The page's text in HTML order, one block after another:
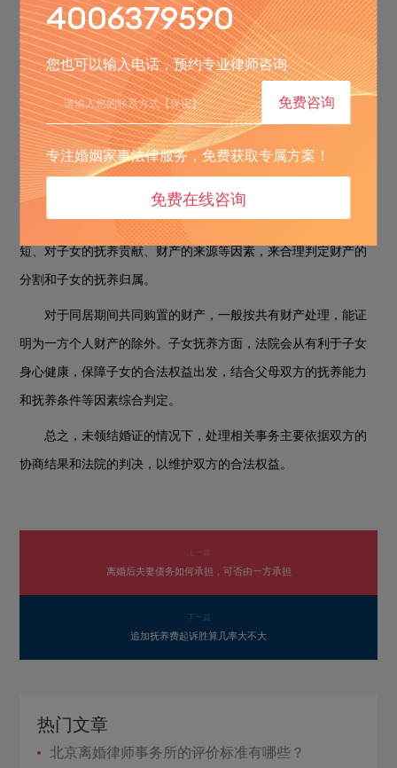
村土地承包法等相关法律法规的规定，可能需要经过农村集体经
济组织等的同意和处理。总之，夫妻离婚后土地的分割较为复
杂，应综合考虑各种因素，依据法律规定进行妥善处理。
三、未领结婚证离婚怎么办理流程
未领结婚证即不存在法律意义上的婚姻关系，无需办理离婚
手续。双方可就同居期间的财产分割、子女抚养等问题进行协商
处理。若协商不成，可向法院提起诉讼。
在诉讼过程中，法院会根据双方的具体情况，如同居时间长
短、对子女的抚养贡献、财产的来源等因素，来合理判定财产的
分割和子女的抚养归属。
对于同居期间共同购置的财产，一般按共有财产处理，能证
明为一方个人财产的除外。子女抚养方面，法院会从有利于子女
身心健康，保障子女的合法权益出发，结合父母双方的抚养能力
和抚养条件等因素综合判定。
总之，未领结婚证的情况下，处理相关事务主要依据双方的
协商结果和法院的判决，以维护双方的合法权益。
上一篇
离婚后夫妻债务如何承担，可否由一方承担
下一篇
追加抚养费起诉胜算几率大不大
热门文章
北京离婚律师事务所的评价标准有哪些？
4006379590
您也可以输入电话，预约专业律师咨询
免费咨询
专注婚姻家事法律服务，免费获取专属方案！
免费在线咨询